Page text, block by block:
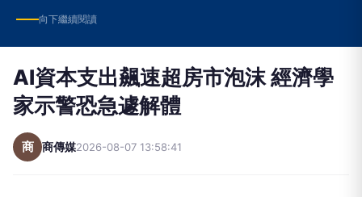
向下繼續閱讀
AI資本支出飆速超房市泡沫 經濟學
家示警恐急遽解體
商 商傳媒2026-08-07 13:58:41